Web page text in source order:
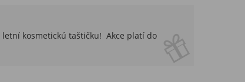
kosmetickú taštičku! Akce platí do